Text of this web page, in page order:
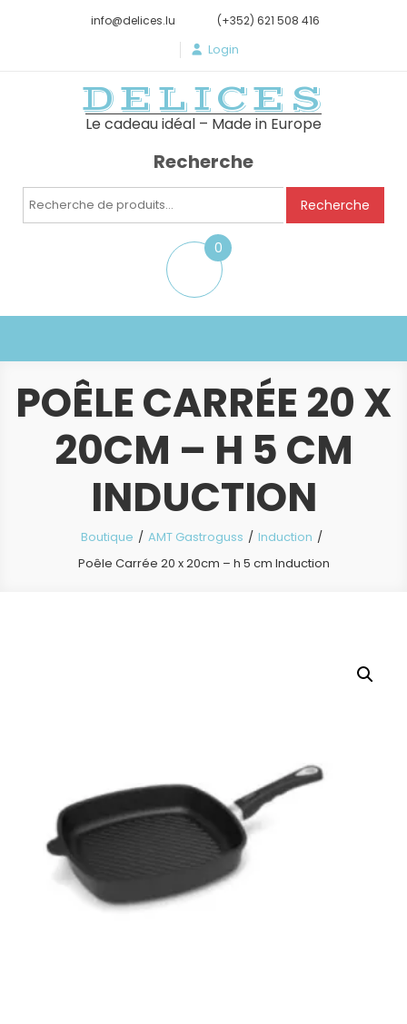
info@delices.lu (+352) 621 508 416
Login
DELICES
Le cadeau idéal – Made in Europe
Recherche
Recherche
Recherche
0
item
POÊLE CARRÉE 20 X
20CM – H 5 CM
INDUCTION
Boutique AMT Gastroguss
Induction
Poêle Carrée 20 x 20cm – h 5 cm Induction